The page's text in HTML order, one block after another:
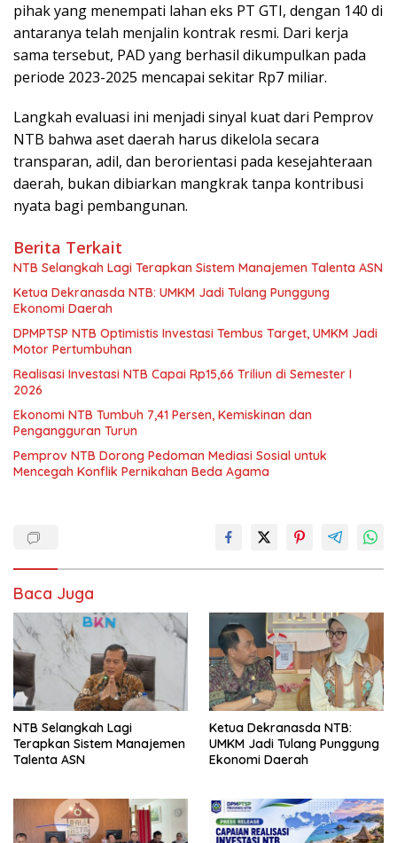
pihak yang menempati lahan eks PT GTI, dengan 140 di
antaranya telah menjalin kontrak resmi. Dari kerja
sama tersebut, PAD yang berhasil dikumpulkan pada
periode 2023-2025 mencapai sekitar Rp7 miliar.
Langkah evaluasi ini menjadi sinyal kuat dari Pemprov
NTB bahwa aset daerah harus dikelola secara
transparan, adil, dan berorientasi pada kesejahteraan
daerah, bukan dibiarkan mangkrak tanpa kontribusi
nyata bagi pembangunan.
Berita Terkait
NTB Selangkah Lagi Terapkan Sistem Manajemen Talenta ASN
Ketua Dekranasda NTB: UMKM Jadi Tulang Punggung
Ekonomi Daerah
DPMPTSP NTB Optimistis Investasi Tembus Target, UMKM Jadi
Motor Pertumbuhan
Realisasi Investasi NTB Capai Rp15,66 Triliun di Semester I
2026
Ekonomi NTB Tumbuh 7,41 Persen, Kemiskinan dan
Pengangguran Turun
Pemprov NTB Dorong Pedoman Mediasi Sosial untuk
Mencegah Konflik Pernikahan Beda Agama
Baca Juga
NTB Selangkah Lagi
Terapkan Sistem Manajemen
Talenta ASN
Ketua Dekranasda NTB:
UMKM Jadi Tulang Punggung
Ekonomi Daerah